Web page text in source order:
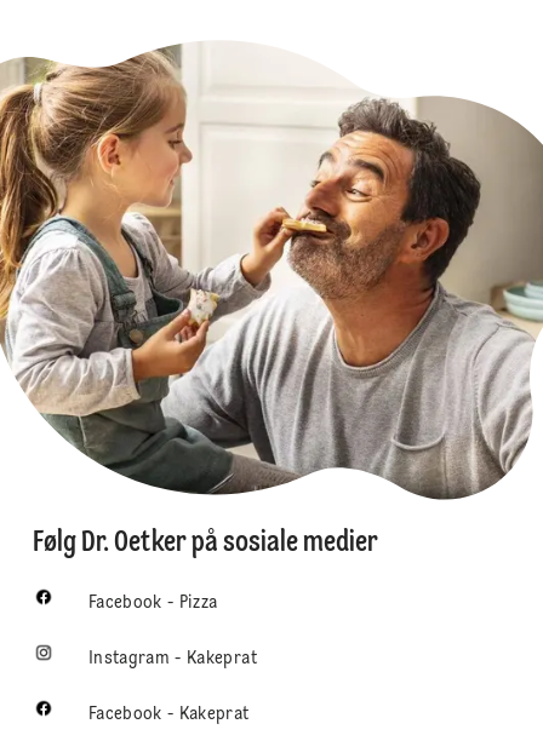
Følg Dr. Oetker på sosiale medier
Facebook - Pizza
Instagram - Kakeprat
Facebook - Kakeprat